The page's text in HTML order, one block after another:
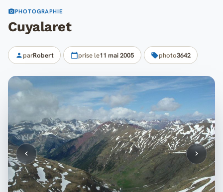
PHOTOGRAPHIE
Cuyalaret
parRobert prise le11 mai 2005 photo3642